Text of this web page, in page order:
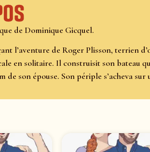
de Dominique Gicquel.
l’aventure de Roger Plisson, terrien
en solitaire. Il construisit son bateau
de son épouse. Son périple s’acheva sur